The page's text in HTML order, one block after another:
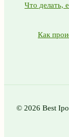
Что делать,
Как
© 2026 Best